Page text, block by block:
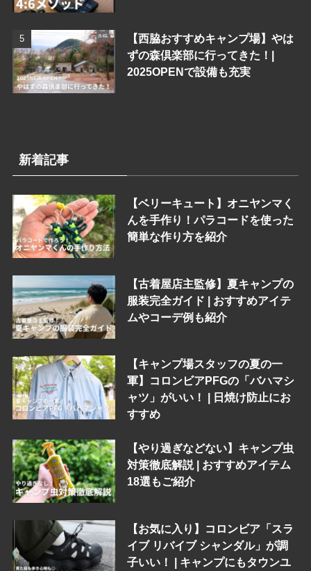
【西脇おすすめキャンプ場】やは
ずの森倶楽部に行ってきた！|
2025OPENで設備も充実
新着記事
【ベリーキュート】オニヤンマく
んを手作り！パラコードを使った
簡単な作り方を紹介
【古着屋店主監修】夏キャンプの
服装完全ガイド | おすすめアイテ
ムやコーデ例も紹介
【キャンプ場スタッフの夏の一
軍】コロンビアPFGの「バハマシ
ャツ」がいい！ | 日焼け防止にお
すすめ
【やり過ぎなどない】キャンプ虫
対策徹底解説 | おすすめアイテム
18選もご紹介
【お気に入り】コロンビア「スラ
イブ リバイブ シャンダル」が調
子いい！ | キャンプにもタウンユ